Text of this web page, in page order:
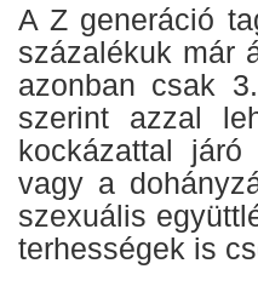
A Z generáció
százalékuk már
azonban csak
szerint azzal
kockázattal
vagy a
szexuális
terhességek is